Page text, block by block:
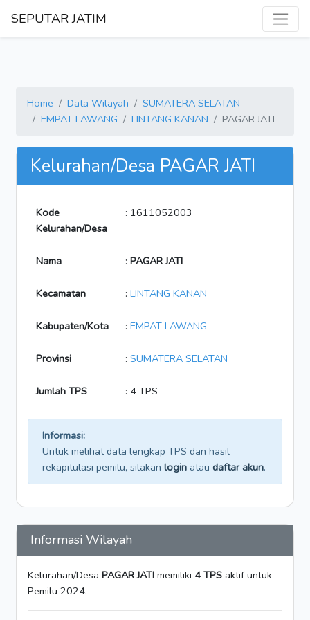
SEPUTAR JATIM
Home Data Wilayah
SUMATERA SELATAN
EMPAT LAWANG
LINTANG KANAN PAGAR JATI
Kelurahan/Desa PAGAR JATI
Kode
Kelurahan/Desa
: 1611052003
Nama : PAGAR JATI
Kecamatan : LINTANG KANAN
Kabupaten/Kota : EMPAT LAWANG
Provinsi : SUMATERA SELATAN
Jumlah TPS : 4 TPS
Informasi:
Untuk melihat data lengkap TPS dan hasil
rekapitulasi pemilu, silakan login atau daftar akun.
Informasi Wilayah
Kelurahan/Desa PAGAR JATI memiliki 4 TPS aktif untuk
Pemilu 2024.